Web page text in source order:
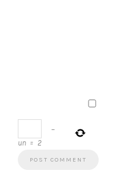
−
un = 2